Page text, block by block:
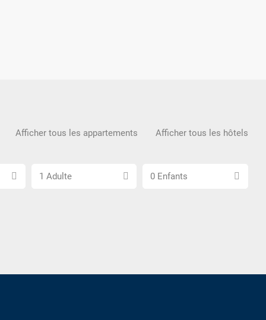
Afficher tous les appartements Afficher tous les hôtels
Choisissez
1 Adulte
Choisissez
0 Enfants